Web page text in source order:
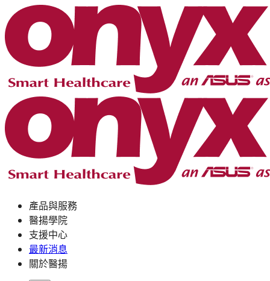
產品與服務
醫揚學院
支援中心
最新消息
關於醫揚